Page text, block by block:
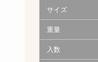
サイズ
重量
入数